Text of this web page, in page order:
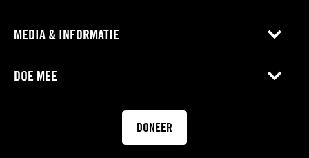
MEDIA & INFORMATIE
DOE MEE
DONEER